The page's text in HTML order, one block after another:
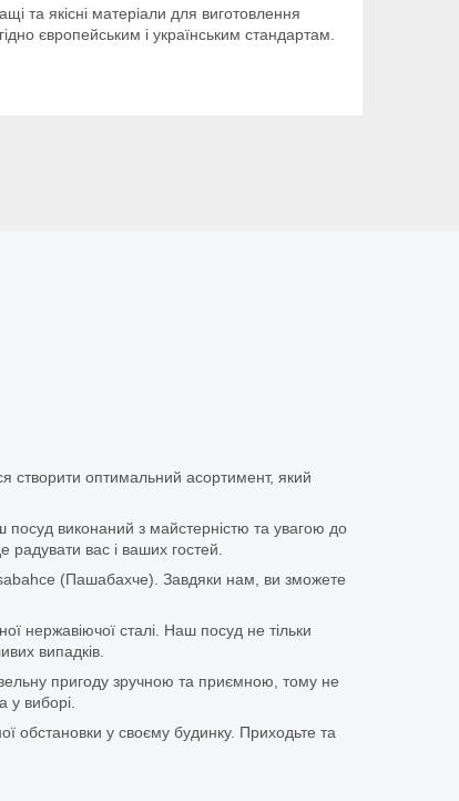
та якісні матеріали для виготовлення
європейським і українським стандартам.
створити оптимальний асортимент, який
посуд виконаний з майстерністю та увагою до
радувати вас і ваших гостей.
(Пашабахче). Завдяки нам, ви зможете
нержавіючої сталі. Наш посуд не тільки
випадків.
пригоду зручною та приємною, тому не
у виборі.
обстановки у своєму будинку. Приходьте та